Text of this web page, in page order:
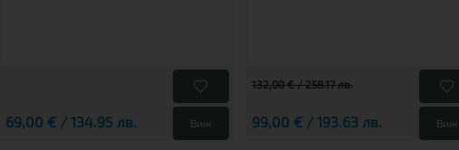
69,00 € / 134.95 лв. Виж
132,00 € / 258.17 лв.
99,00 € / 193.63 лв. Виж